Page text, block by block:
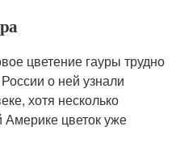
цветение гауры трудно
о ней узнали
хотя несколько
Америке цветок уже